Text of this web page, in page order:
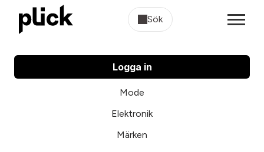
Sök
Logga in
Mode
Elektronik
Märken